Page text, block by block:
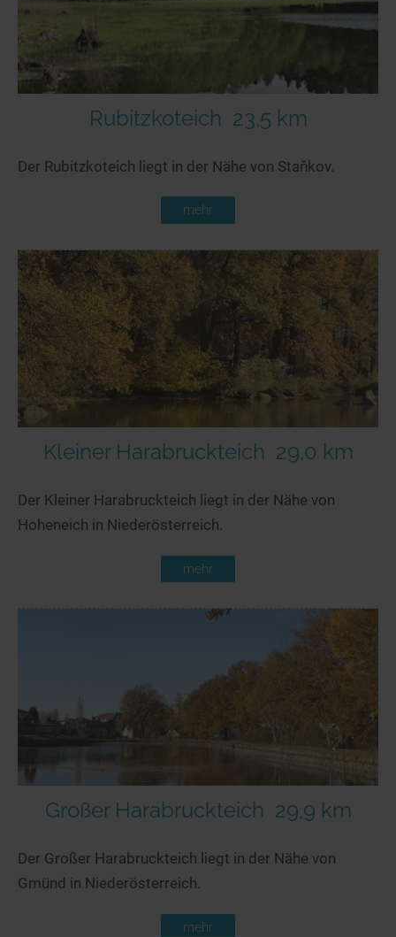
Rubitzkoteich 23,5 km
Der Rubitzkoteich liegt in der Nähe von Staňkov.
mehr
Kleiner Harabruckteich 29,0 km
Der Kleiner Harabruckteich liegt in der Nähe von
Hoheneich in Niederösterreich.
mehr
Großer Harabruckteich 29,9 km
Der Großer Harabruckteich liegt in der Nähe von
Gmünd in Niederösterreich.
mehr